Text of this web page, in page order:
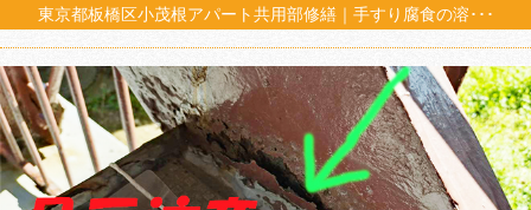
東京都板橋区小茂根アパート共用部修繕｜手すり腐食の溶･･･